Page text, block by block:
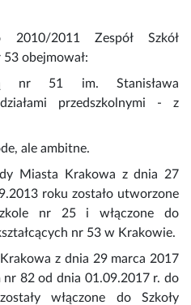
2011 Zespół Szkół
obejmował:
nr 51 im. Stanisława
przedszkolnymi - z
ale ambitne.
Miasta Krakowa z dnia 27
roku zostało utworzone
nr 25 i włączone do
nr 53 w Krakowie.
z dnia 29 marca 2017
nr 82 od dnia 01.09.2017 r. do
włączone do Szkoły